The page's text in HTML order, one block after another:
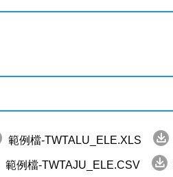
範例檔-TWTALU_ELE.XLS
範例檔-TWTAJU_ELE.CSV